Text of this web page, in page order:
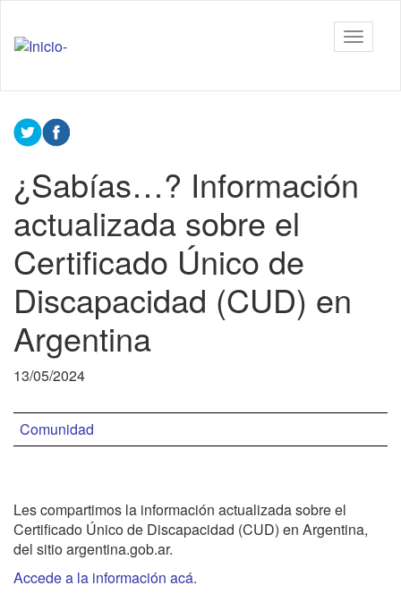
contenido
Tiflonexos
barra
Contenido
principal
¿Sabías…? Información
actualizada sobre el
Certificado Único de
Discapacidad (CUD) en
Argentina
13/05/2024
Comunidad
Les compartimos la información actualizada sobre el
Certificado Único de Discapacidad (CUD) en Argentina,
del sitio argentina.gob.ar.
Accede a la información acá.